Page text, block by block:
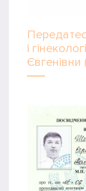
і
Євгенівни